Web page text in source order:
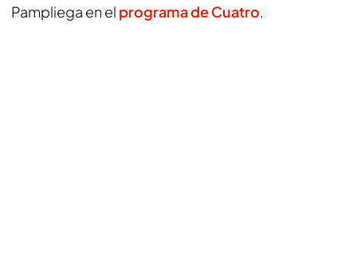
Pampliega en el programa de Cuatro.